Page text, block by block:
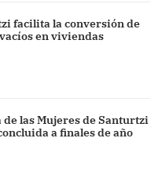
facilita la conversión de
en viviendas
de las Mujeres de Santurtzi
a finales de año